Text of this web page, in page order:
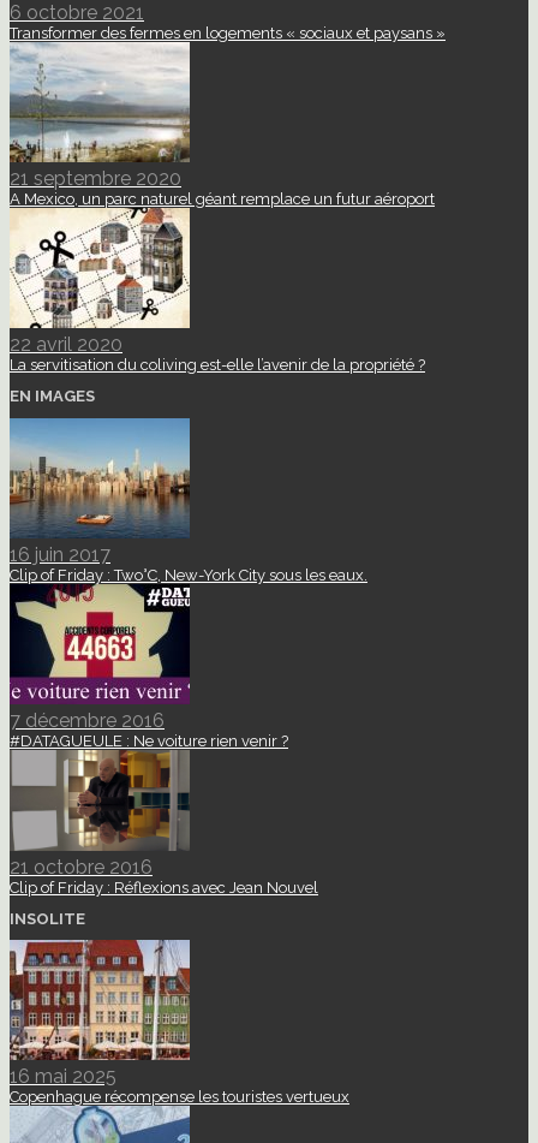
6 octobre 2021
Transformer des fermes en logements « sociaux et paysans »
21 septembre 2020
A Mexico, un parc naturel géant remplace un futur aéroport
22 avril 2020
La servitisation du coliving est-elle l’avenir de la propriété ?
EN IMAGES
16 juin 2017
Clip of Friday : Two°C, New-York City sous les eaux.
7 décembre 2016
#DATAGUEULE : Ne voiture rien venir ?
21 octobre 2016
Clip of Friday : Réflexions avec Jean Nouvel
INSOLITE
16 mai 2025
Copenhague récompense les touristes vertueux